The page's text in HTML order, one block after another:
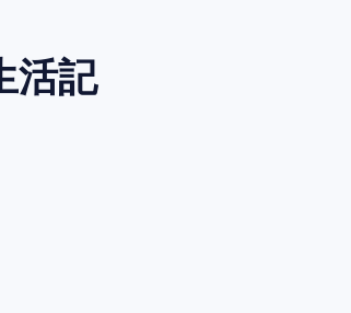
活記